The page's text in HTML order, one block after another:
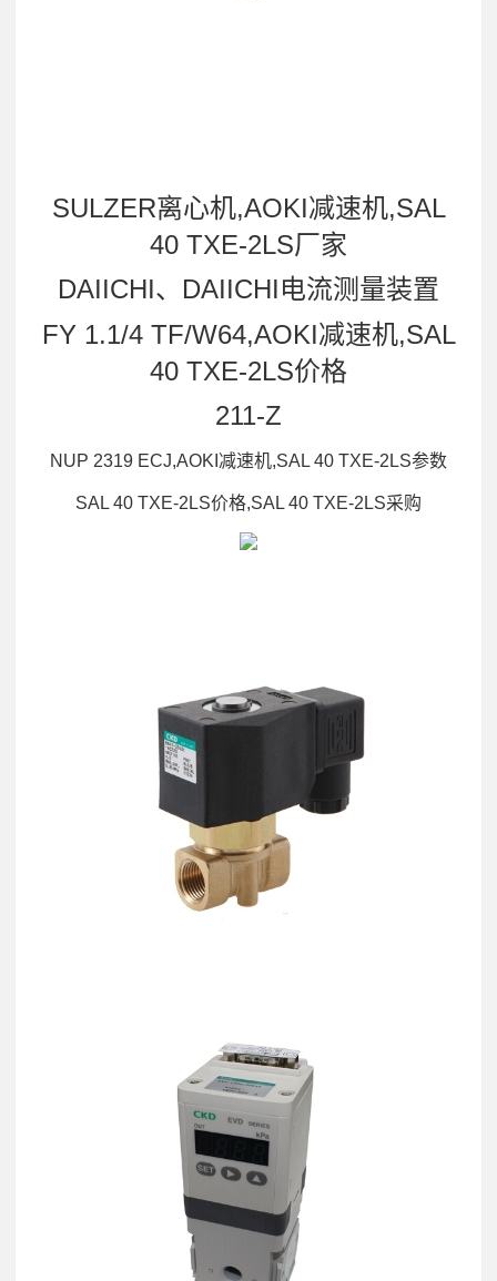
SULZER离心机,AOKI减速机,SAL
40 TXE-2LS厂家
DAIICHI、DAIICHI电流测量装置
FY 1.1/4 TF/W64,AOKI减速机,SAL
40 TXE-2LS价格
211-Z
NUP 2319 ECJ,AOKI减速机,SAL 40 TXE-2LS参数
SAL 40 TXE-2LS价格,SAL 40 TXE-2LS采购